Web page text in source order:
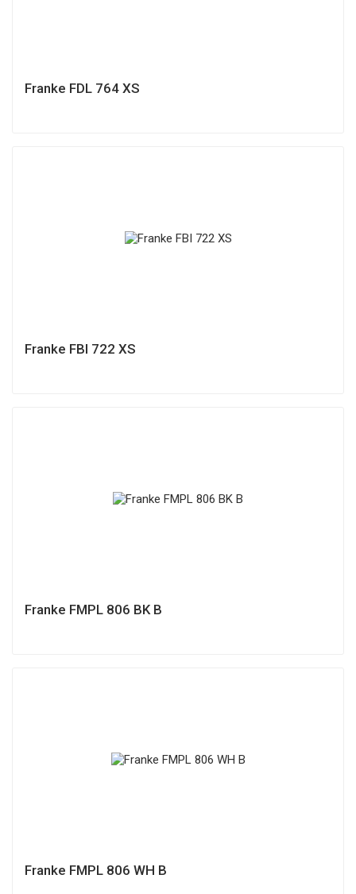
Franke FDL 764 XS
Franke FBI 722 XS
Franke FMPL 806 BK B
Franke FMPL 806 WH B